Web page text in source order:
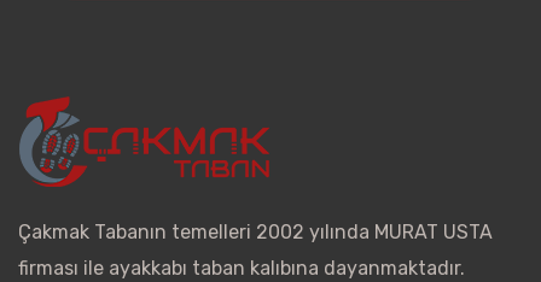
Çakmak Tabanın temelleri 2002 yılında MURAT USTA
firması ile ayakkabı taban kalıbına dayanmaktadır.